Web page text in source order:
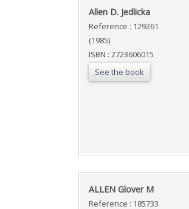
‎Allen D. Jedlicka ‎
Reference : 129261
(1985)
ISBN : 2723606015
See the book
‎ALLEN Glover M‎
Reference : 185733